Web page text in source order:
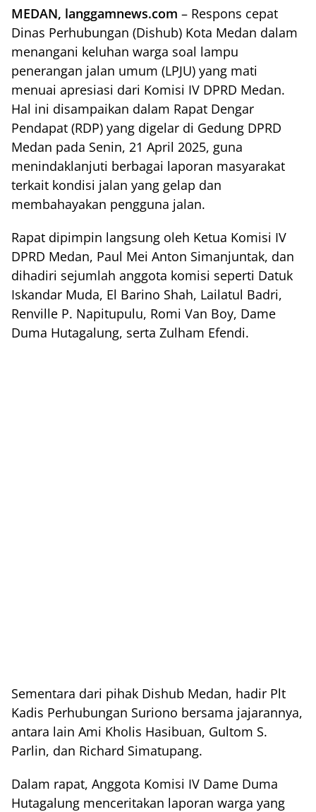
MEDAN, langgamnews.com – Respons cepat
Dinas Perhubungan (Dishub) Kota Medan dalam
menangani keluhan warga soal lampu
penerangan jalan umum (LPJU) yang mati
menuai apresiasi dari Komisi IV DPRD Medan.
Hal ini disampaikan dalam Rapat Dengar
Pendapat (RDP) yang digelar di Gedung DPRD
Medan pada Senin, 21 April 2025, guna
menindaklanjuti berbagai laporan masyarakat
terkait kondisi jalan yang gelap dan
membahayakan pengguna jalan.
Rapat dipimpin langsung oleh Ketua Komisi IV
DPRD Medan, Paul Mei Anton Simanjuntak, dan
dihadiri sejumlah anggota komisi seperti Datuk
Iskandar Muda, El Barino Shah, Lailatul Badri,
Renville P. Napitupulu, Romi Van Boy, Dame
Duma Hutagalung, serta Zulham Efendi.
Sementara dari pihak Dishub Medan, hadir Plt
Kadis Perhubungan Suriono bersama jajarannya,
antara lain Ami Kholis Hasibuan, Gultom S.
Parlin, dan Richard Simatupang.
Dalam rapat, Anggota Komisi IV Dame Duma
Hutagalung menceritakan laporan warga yang